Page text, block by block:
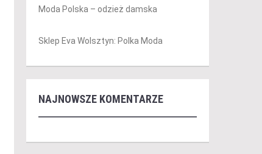
Moda Polska – odzież damska
Sklep Eva Wolsztyn: Polka Moda
NAJNOWSZE KOMENTARZE